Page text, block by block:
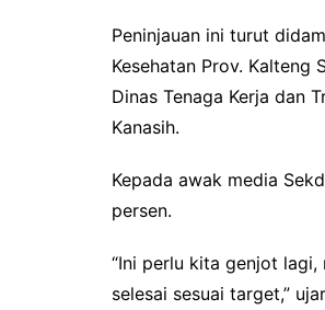
Pemkab Pulang Pisau
Pemkab Seruyan
Pemkab Sukamara
Pemko Palangka Raya
Peninjauan ini turut
Kesehatan Prov. Kalteng
Dinas Tenaga Kerja dan
Kanasih.
Kepada awak media
persen.
“Ini perlu kita genjot
selesai sesuai target,”